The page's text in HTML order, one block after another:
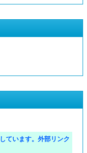
ています。外部リンク